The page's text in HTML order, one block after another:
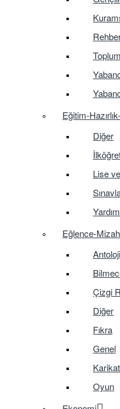
Eğitim-
Diğer
Lise
Eğlence-Mizah
Antoloji
Çizgi
Diğer
Fıkra
Genel
Oyun